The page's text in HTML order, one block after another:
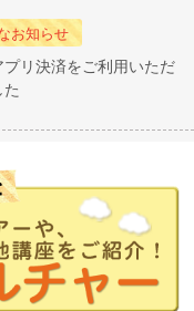
お知らせ
リ決済をご利用いただ